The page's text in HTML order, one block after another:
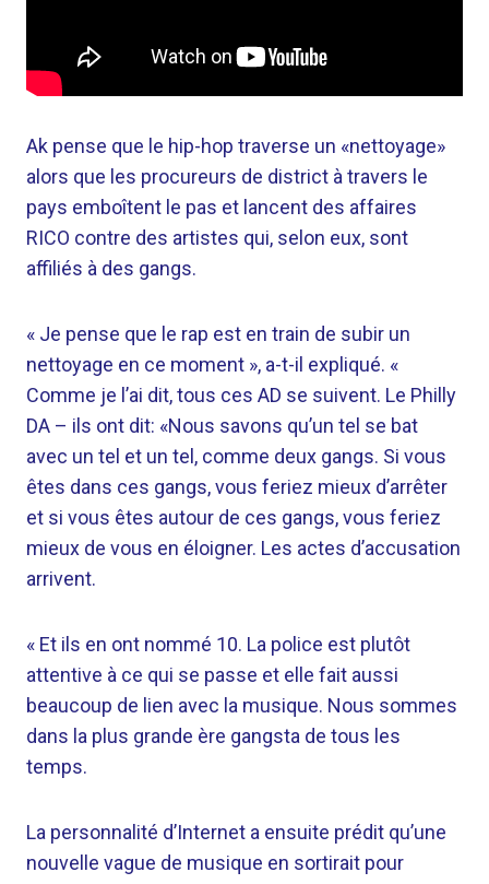
Ak pense que le hip-hop traverse un «nettoyage»
alors que les procureurs de district à travers le
pays emboîtent le pas et lancent des affaires
RICO contre des artistes qui, selon eux, sont
affiliés à des gangs.
« Je pense que le rap est en train de subir un
nettoyage en ce moment », a-t-il expliqué. «
Comme je l’ai dit, tous ces AD se suivent. Le Philly
DA – ils ont dit: «Nous savons qu’un tel se bat
avec un tel et un tel, comme deux gangs. Si vous
êtes dans ces gangs, vous feriez mieux d’arrêter
et si vous êtes autour de ces gangs, vous feriez
mieux de vous en éloigner. Les actes d’accusation
arrivent.
« Et ils en ont nommé 10. La police est plutôt
attentive à ce qui se passe et elle fait aussi
beaucoup de lien avec la musique. Nous sommes
dans la plus grande ère gangsta de tous les
temps.
La personnalité d’Internet a ensuite prédit qu’une
nouvelle vague de musique en sortirait pour